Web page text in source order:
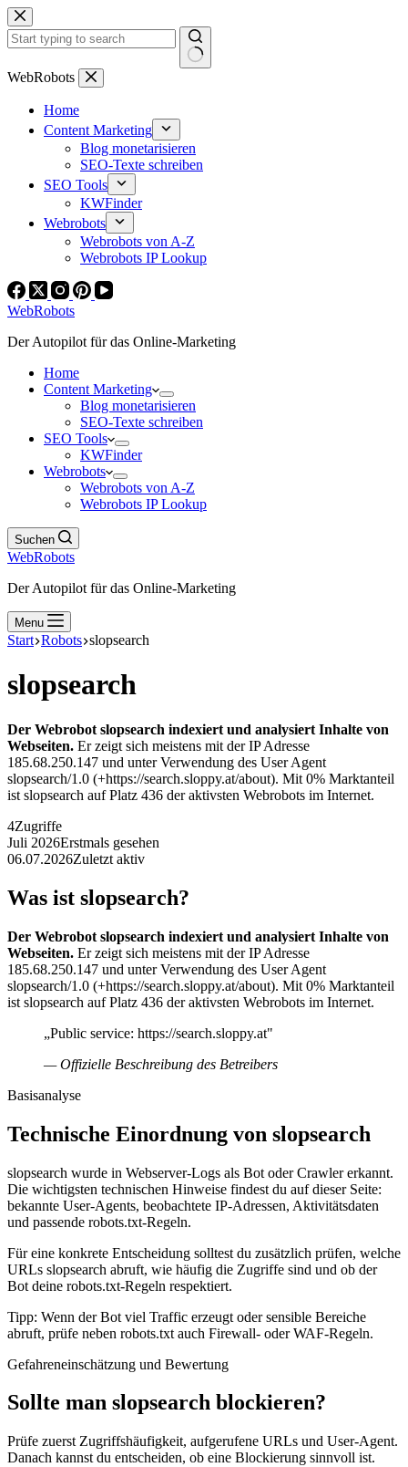
Zum
Inhalt
springen
Keine
WebRobots
Home
Content Marketing
Blog monetarisieren
SEO-Texte schreiben
SEO Tools
KWFinder
Webrobots
Webrobots von A-Z
Webrobots IP Lookup
WebRobots
Der Autopilot für das Online-Marketing
Home
Content Marketing
Blog monetarisieren
SEO-Texte schreiben
SEO Tools
KWFinder
Webrobots
Webrobots von A-Z
Webrobots IP Lookup
Suchen
WebRobots
Der Autopilot für das Online-Marketing
Menu
Start Robots slopsearch
slopsearch
Der Webrobot slopsearch indexiert und analysiert Inhalte von
Webseiten. Er zeigt sich meistens mit der IP Adresse
185.68.250.147 und unter Verwendung des User Agent
slopsearch/1.0 (+https://search.sloppy.at/about). Mit 0% Marktanteil
ist slopsearch auf Platz 436 der aktivsten Webrobots im Internet.
4Zugriffe
Juli 2026Erstmals gesehen
06.07.2026Zuletzt aktiv
Was ist slopsearch?
Der Webrobot slopsearch indexiert und analysiert Inhalte von
Webseiten. Er zeigt sich meistens mit der IP Adresse
185.68.250.147 und unter Verwendung des User Agent
slopsearch/1.0 (+https://search.sloppy.at/about). Mit 0% Marktanteil
ist slopsearch auf Platz 436 der aktivsten Webrobots im Internet.
„Public service: https://search.sloppy.at"
— Offizielle Beschreibung des Betreibers
Basisanalyse
Technische Einordnung von slopsearch
slopsearch wurde in Webserver-Logs als Bot oder Crawler erkannt.
Die wichtigsten technischen Hinweise findest du auf dieser Seite:
bekannte User-Agents, beobachtete IP-Adressen, Aktivitätsdaten
und passende robots.txt-Regeln.
Für eine konkrete Entscheidung solltest du zusätzlich prüfen, welche
URLs slopsearch abruft, wie häufig die Zugriffe sind und ob der
Bot deine robots.txt-Regeln respektiert.
Tipp: Wenn der Bot viel Traffic erzeugt oder sensible Bereiche
abruft, prüfe neben robots.txt auch Firewall- oder WAF-Regeln.
Gefahreneinschätzung und Bewertung
Sollte man slopsearch blockieren?
Prüfe zuerst Zugriffshäufigkeit, aufgerufene URLs und User-Agent.
Danach kannst du entscheiden, ob eine Blockierung sinnvoll ist.